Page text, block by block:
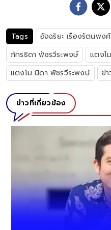
Tags อัจฉริยะ เรืองรัตนพงศ์
ภัทรธิดา พัชรวีระพงษ์
แตงโ
แตงโม นิดา พัชรวีระพงษ์
ข่
ข่าวที่เกี่ยวข้อง